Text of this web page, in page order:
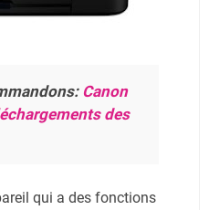
Canon
des
qui a des fonctions